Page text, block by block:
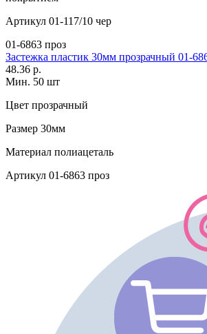
Артикул 01-117/10 чер
01-6863 проз
Застежка пластик 30мм прозрачный 01-
48.36 р.
Мин. 50 шт
Цвет прозрачный
Размер 30мм
Материал полиацеталь
Артикул 01-6863 проз